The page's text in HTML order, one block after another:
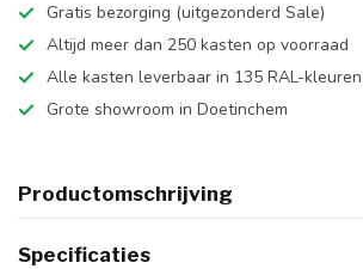
Gratis bezorging (uitgezonderd Sale)
Altijd meer dan 250 kasten op voorraad
Alle kasten leverbaar in 135 RAL-kleuren
Grote showroom in Doetinchem
Productomschrijving
Specificaties